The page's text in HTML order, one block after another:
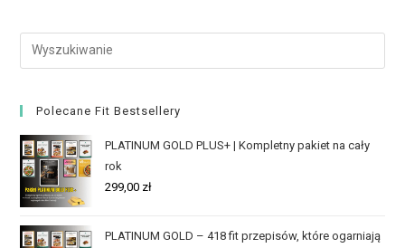
Polecane Fit Bestsellery
PLATINUM GOLD PLUS+ | Kompletny pakiet na cały
rok
299,00 zł
PLATINUM GOLD – 418 fit przepisów, które ogarniają